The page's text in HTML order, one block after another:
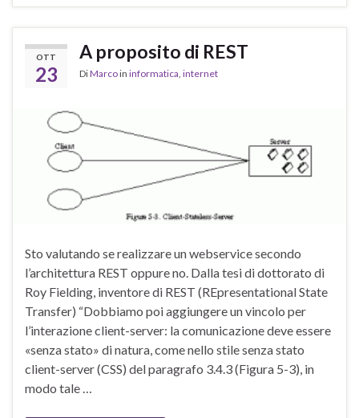
OTT
23
A proposito di REST
DiMarcoin informatica, internet
Sto valutando se realizzare un webservice secondo
l’architettura REST oppure no. Dalla tesi di dottorato di
Roy Fielding, inventore di REST (REpresentational State
Transfer) “Dobbiamo poi aggiungere un vincolo per
l’interazione client-server: la comunicazione deve essere
«senza stato» di natura, come nello stile senza stato
client-server (CSS) del paragrafo 3.4.3 (Figura 5-3), in
modo tale …